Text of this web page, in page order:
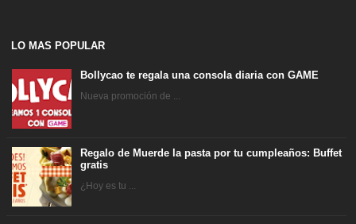
LO MAS POPULAR
Bollycao te regala una consola diaria con GAME
Nueva promoción de ...
Regalo de Muerde la pasta por tu cumpleaños: Buffet
gratis
¿Hoy es tu ...